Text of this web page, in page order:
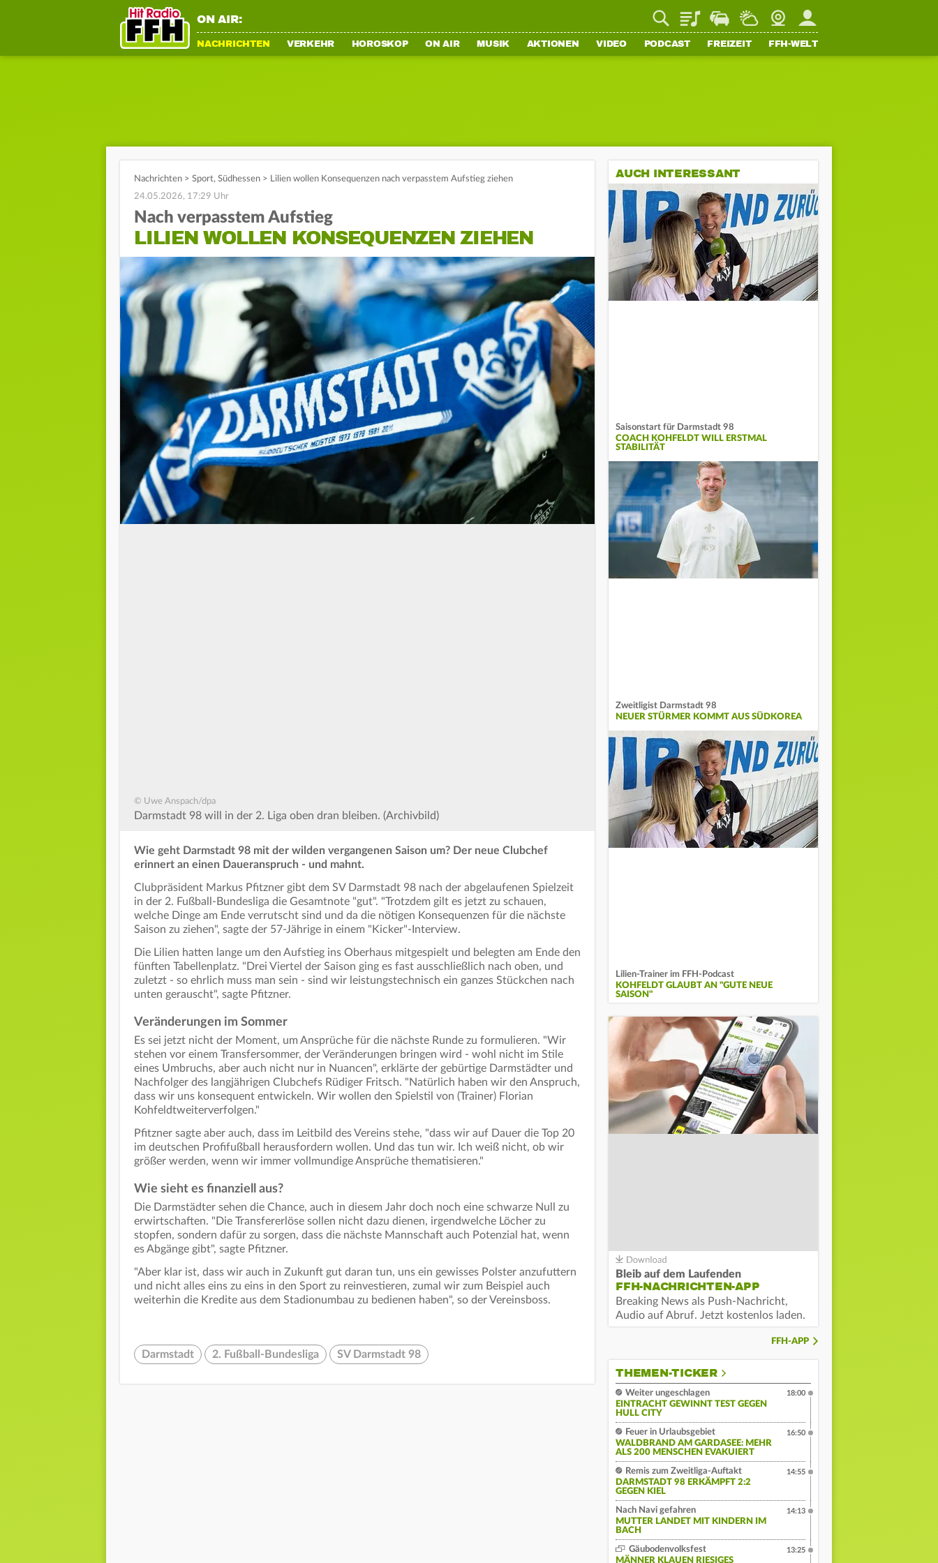
ON AIR: PlaylistStaupilotWetterWebcamMein FFH
NACHRICHTEN VERKEHR HOROSKOP ON AIR MUSIK AKTIONEN VIDEO PODCAST FREIZEIT FFH-WELT
Nachrichten > Sport, Südhessen > Lilien wollen Konsequenzen nach verpasstem Aufstieg ziehen
24.05.2026, 17:29 Uhr
Nach verpasstem Aufstieg
LILIEN WOLLEN KONSEQUENZEN ZIEHEN
© Uwe Anspach/dpa
Darmstadt 98 will in der 2. Liga oben dran bleiben. (Archivbild)
Wie geht Darmstadt 98 mit der wilden vergangenen Saison um? Der neue Clubchef
erinnert an einen Daueranspruch - und mahnt.
Clubpräsident Markus Pfitzner gibt dem SV Darmstadt 98 nach der abgelaufenen Spielzeit
in der 2. Fußball-Bundesliga die Gesamtnote "gut". "Trotzdem gilt es jetzt zu schauen,
welche Dinge am Ende verrutscht sind und da die nötigen Konsequenzen für die nächste
Saison zu ziehen", sagte der 57-Jährige in einem "Kicker"-Interview.
Die Lilien hatten lange um den Aufstieg ins Oberhaus mitgespielt und belegten am Ende den
fünften Tabellenplatz. "Drei Viertel der Saison ging es fast ausschließlich nach oben, und
zuletzt - so ehrlich muss man sein - sind wir leistungstechnisch ein ganzes Stückchen nach
unten gerauscht", sagte Pfitzner.
Veränderungen im Sommer
Es sei jetzt nicht der Moment, um Ansprüche für die nächste Runde zu formulieren. "Wir
stehen vor einem Transfersommer, der Veränderungen bringen wird - wohl nicht im Stile
eines Umbruchs, aber auch nicht nur in Nuancen", erklärte der gebürtige Darmstädter und
Nachfolger des langjährigen Clubchefs Rüdiger Fritsch. "Natürlich haben wir den Anspruch,
dass wir uns konsequent entwickeln. Wir wollen den Spielstil von (Trainer) Florian
Kohfeldtweiterverfolgen."
Pfitzner sagte aber auch, dass im Leitbild des Vereins stehe, "dass wir auf Dauer die Top 20
im deutschen Profifußball herausfordern wollen. Und das tun wir. Ich weiß nicht, ob wir
größer werden, wenn wir immer vollmundige Ansprüche thematisieren."
Wie sieht es finanziell aus?
Die Darmstädter sehen die Chance, auch in diesem Jahr doch noch eine schwarze Null zu
erwirtschaften. "Die Transfererlöse sollen nicht dazu dienen, irgendwelche Löcher zu
stopfen, sondern dafür zu sorgen, dass die nächste Mannschaft auch Potenzial hat, wenn
es Abgänge gibt", sagte Pfitzner.
"Aber klar ist, dass wir auch in Zukunft gut daran tun, uns ein gewisses Polster anzufuttern
und nicht alles eins zu eins in den Sport zu reinvestieren, zumal wir zum Beispiel auch
weiterhin die Kredite aus dem Stadionumbau zu bedienen haben", so der Vereinsboss.
Darmstadt 2. Fußball-Bundesliga SV Darmstadt 98
AUCH INTERESSANT
Saisonstart für Darmstadt 98
COACH KOHFELDT WILL ERSTMAL
STABILITÄT
Zweitligist Darmstadt 98
NEUER STÜRMER KOMMT AUS SÜDKOREA
Lilien-Trainer im FFH-Podcast
KOHFELDT GLAUBT AN "GUTE NEUE
SAISON"
Bleib auf dem Laufenden
FFH-NACHRICHTEN-APP
Breaking News als Push-Nachricht,
Audio auf Abruf. Jetzt kostenlos laden.
FFH-APP
THEMEN-TICKER
Weiter ungeschlagen
EINTRACHT GEWINNT TEST GEGEN
HULL CITY
18:00
Feuer in Urlaubsgebiet
WALDBRAND AM GARDASEE: MEHR
ALS 200 MENSCHEN EVAKUIERT
16:50
Remis zum Zweitliga-Auftakt
DARMSTADT 98 ERKÄMPFT 2:2
GEGEN KIEL
14:55
Nach Navi gefahren
MUTTER LANDET MIT KINDERN IM
BACH
14:13
Gäubodenvolksfest
MÄNNER KLAUEN RIESIGES
13:25